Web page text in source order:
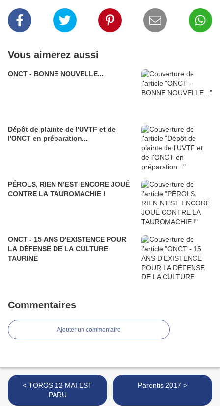
Vous aimerez aussi
ONCT - BONNE NOUVELLE...
Dépôt de plainte de l'UVTF et de
l'ONCT en préparation...
PÉROLS, RIEN N’EST ENCORE JOUÉ
CONTRE LA TAUROMACHIE !
ONCT - 15 ANS D'EXISTENCE POUR
LA DÉFENSE DE LA CULTURE
TAURINE
Commentaires
Ajouter un commentaire
< TOROS 12 MAI EST
PARU
Parentis 2017 >